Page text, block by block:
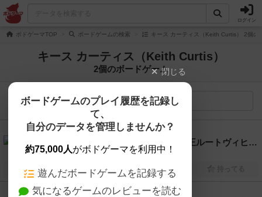
ログイン
ボドゲーマTOP ボードゲームの検索 キース カーティス（Keith Curtis） 2個の
キース カーティス（Keith Curtis）
2個のボードゲーム
検索メニュー
6.5
ノイシュヴァンシュタイン城 ～狂王ルートヴィヒの見果てぬ夢～（Castles of Mad King Ludwig）
1人～4人 90分前後 13歳～ 2014年～
興味あり 経験あり お気に入り 持ってる
6.1
閉じる
ボードゲームのプレイ履歴を記録し
て、
自分のデータを管理しませんか？
約75,000人がボドゲーマを利用中！
遊んだボードゲームを記録する
気になるゲームのレビューを読む